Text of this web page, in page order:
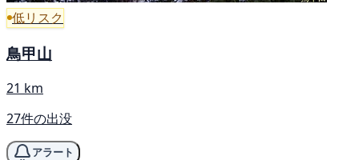
低リスク
鳥甲山
21 km
27件の出没
アラート